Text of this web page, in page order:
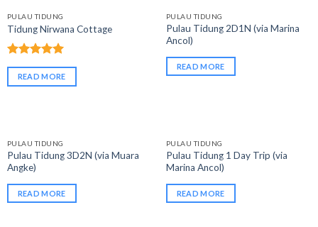
PULAU TIDUNG
Tidung Nirwana Cottage
Rated5.00
out of 5
READ MORE
PULAU TIDUNG
Pulau Tidung 2D1N (via Marina
Ancol)
READ MORE
PULAU TIDUNG
Pulau Tidung 3D2N (via Muara
Angke)
READ MORE
PULAU TIDUNG
Pulau Tidung 1 Day Trip (via
Marina Ancol)
READ MORE